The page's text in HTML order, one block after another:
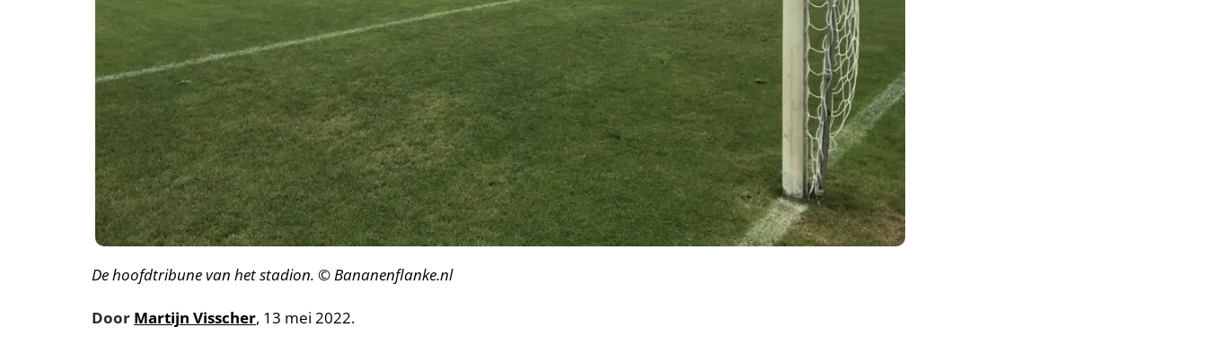
De hoofdtribune van het stadion. © Bananenflanke.nl
Door Martijn Visscher, 13 mei 2022.